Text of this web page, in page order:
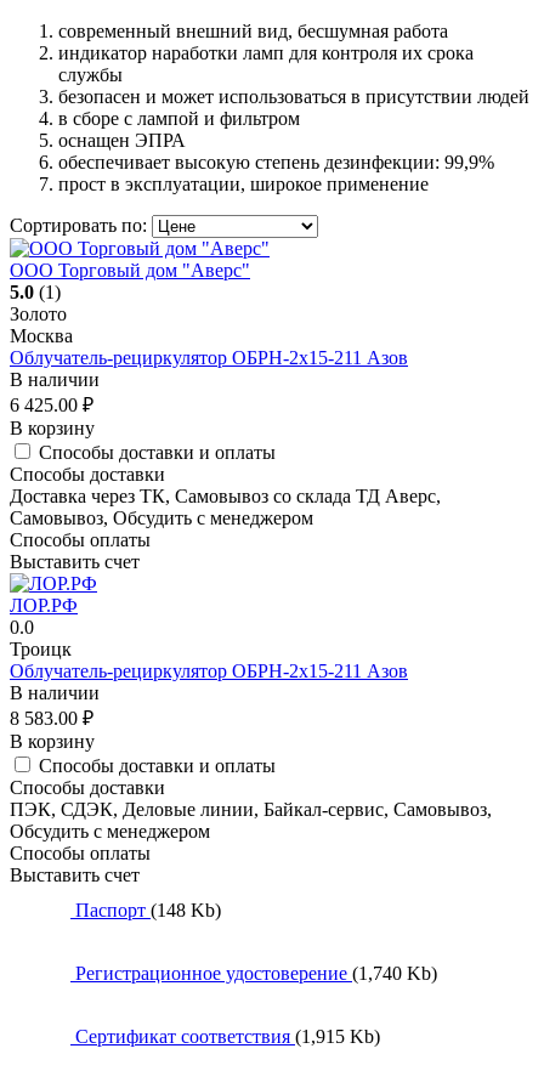
современный внешний вид, бесшумная работа
индикатор наработки ламп для контроля их срока
службы
безопасен и может использоваться в присутствии людей
в сборе с лампой и фильтром
оснащен ЭПРА
обеспечивает высокую степень дезинфекции: 99,9%
прост в эксплуатации, широкое применение
Сортировать по:
ООО Торговый дом "Аверс"
5.0 (1)
Золото
Москва
Облучатель-рециркулятор ОБРН-2x15-211 Азов
В наличии
6 425.00 ₽
В корзину
Способы доставки и оплаты
Способы доставки
Доставка через ТК, Самовывоз со склада ТД Аверс,
Самовывоз, Обсудить с менеджером
Способы оплаты
Выставить счет
ЛОР.РФ
0.0
Троицк
Облучатель-рециркулятор ОБРН-2x15-211 Азов
В наличии
8 583.00 ₽
В корзину
Способы доставки и оплаты
Способы доставки
ПЭК, СДЭК, Деловые линии, Байкал-сервис, Самовывоз,
Обсудить с менеджером
Способы оплаты
Выставить счет
Паспорт (148 Kb)
Регистрационное удостоверение (1,740 Kb)
Сертификат соответствия (1,915 Kb)